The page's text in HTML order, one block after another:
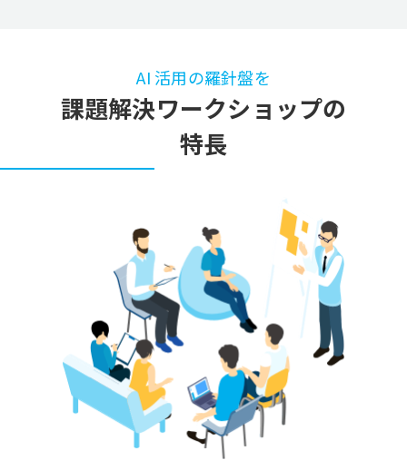
AI 活用の羅針盤を
課題解決ワークショップの
特長